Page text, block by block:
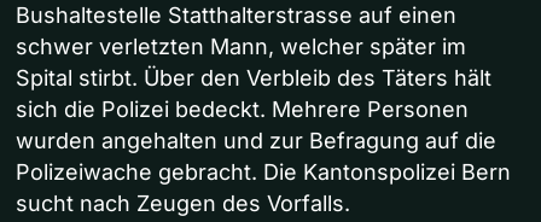
Bushaltestelle Statthalterstrasse auf einen
schwer verletzten Mann, welcher später im
Spital stirbt. Über den Verbleib des Täters hält
sich die Polizei bedeckt. Mehrere Personen
wurden angehalten und zur Befragung auf die
Polizeiwache gebracht. Die Kantonspolizei Bern
sucht nach Zeugen des Vorfalls.